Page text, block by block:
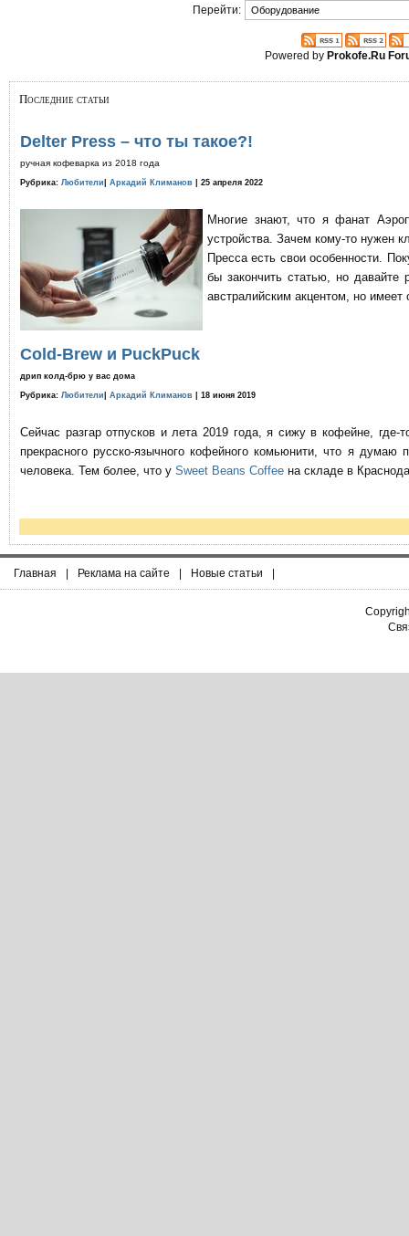
Перейти:
Powered byProkofe.Ru
Последние статьи
Delter Press – что ты такое?!
ручная кофеварка из 2018 года
Рубрика: Любители Аркадий Климанов | 25 апреля 2022
Многие знают, что я фанат
устройства. Зачем кому-то нужен
Пресса есть свои особенности.
бы закончить статью, но давайте
австралийским акцентом, но имеет
Cold-Brew и PuckPuck
дрип колд-брю у вас дома
Рубрика: Любители Аркадий Климанов | 18 июня 2019
Сейчас разгар отпусков и лета 2019 года, я сижу в кофейне,
прекрасного русско-язычного кофейного комьюнити, что я
человека. Тем более, что у Sweet Beans Coffee на складе в
Главная | Реклама на сайте | Новые статьи |